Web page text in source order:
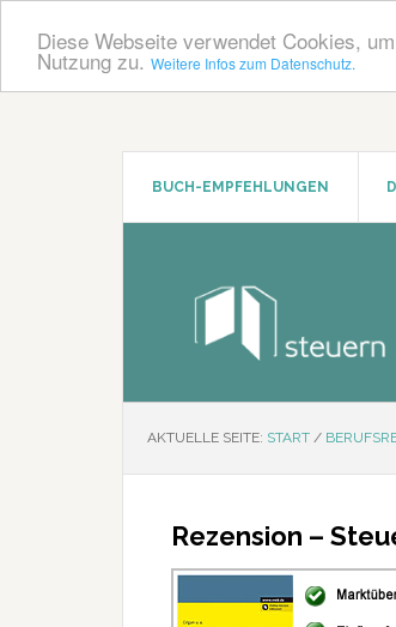
Diese Webseite verwendet Cookies,
Nutzung zu. Weitere Infos zum Datenschutz.
Zum
Zur
BUCH-EMPFEHLUNGEN
AKTUELLE SEITE: START /
Rezension –